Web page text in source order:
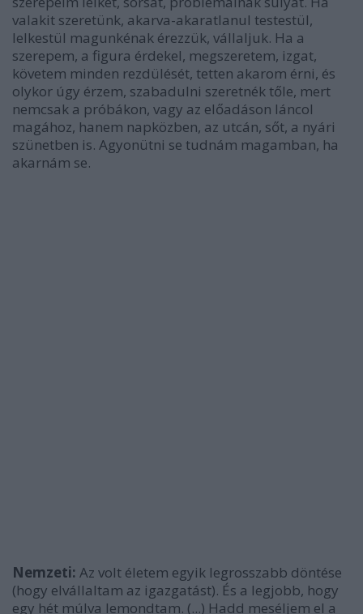
valakit szeretünk, akarva-akaratlanul testestül,
lelkestül magunkénak érezzük, vállaljuk. Ha a
szerepem, a figura érdekel, megszeretem, izgat,
követem minden rezdülését, tetten akarom érni, és
olykor úgy érzem, szabadulni szeretnék tőle, mert
nemcsak a próbákon, vagy az előadáson láncol
magához, hanem napközben, az utcán, sőt, a nyári
szünetben is. Agyonütni se tudnám magamban, ha
akarnám se.
Nemzeti: Az volt életem egyik legrosszabb döntése
(hogy elvállaltam az igazgatást). És a legjobb, hogy
egy hét múlva lemondtam. (...) Hadd meséljem el a